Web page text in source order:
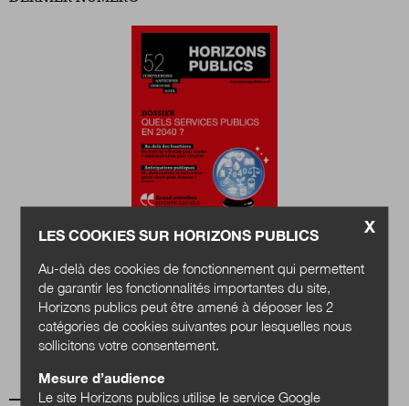
Renseignez votre email afin de suivre l'actualité
de la transformation publique.
sur Twittersur LinkedIn
sur
Quels services
publics en 2040 ?
Acheter
X
LES COOKIES SUR HORIZONS PUBLICS
Au-delà des cookies de fonctionnement qui permettent
de garantir les fonctionnalités importantes du site,
Horizons publics peut être amené à déposer les 2
catégories de cookies suivantes pour lesquelles nous
sollicitons votre consentement.
Mesure d’audience
Le site Horizons publics utilise le service Google